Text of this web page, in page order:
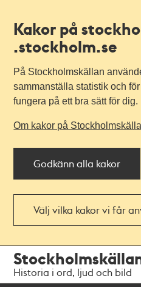
Kakor på
.stockholm.se
På Stockholmskällan
sammanställa statistik och
fungera på ett bra sätt för dig.
Om kakor på
Godkänn alla kakor
Välj vilka kakor vi får
navigationen
huvudinnehållet
Historia i ord, ljud och bild